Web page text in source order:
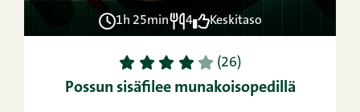
1h 25min 4 Keskitaso
1 2 3 4 5 (26)
Possun sisäfilee munakoisopedillä